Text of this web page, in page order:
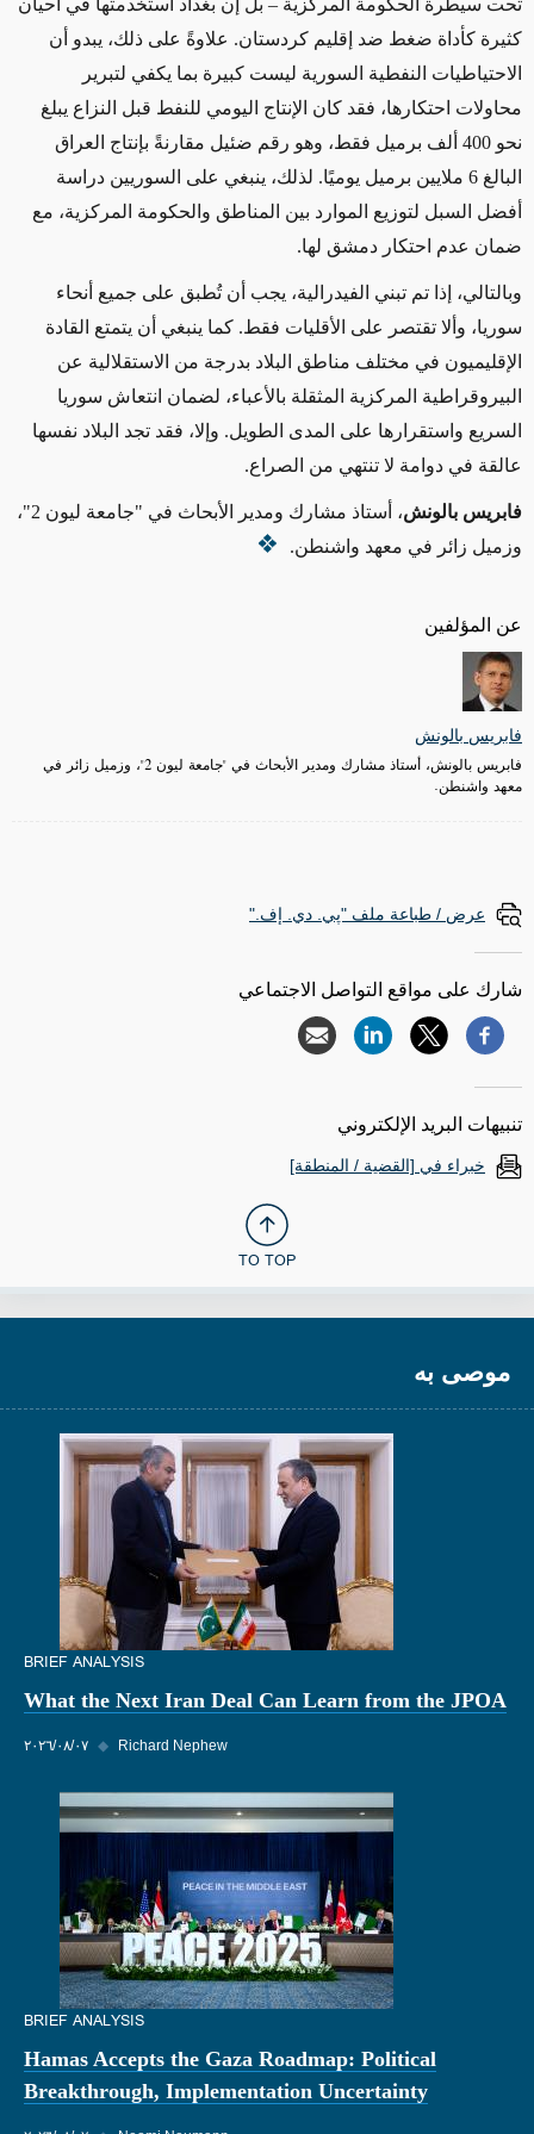
عن المؤلفين
فابريس بالونش
فابريس بالونش، أستاذ مشارك ومدير الأبحاث في "جامعة ليون 2"، وزميل زائر في
معهد واشنطن.
تحت سيطرة الحكومة المركزية – بل إن بغداد استخدمتها في أحيان
كثيرة كأداة ضغط ضد إقليم كردستان. علاوةً على ذلك، يبدو أن
الاحتياطيات النفطية السورية ليست كبيرة بما يكفي لتبرير
محاولات احتكارها، فقد كان الإنتاج اليومي للنفط قبل النزاع يبلغ
نحو 400 ألف برميل فقط، وهو رقم ضئيل مقارنةً بإنتاج العراق
البالغ 6 ملايين برميل يوميًا
. لذلك، ينبغي على السوريين دراسة
أفضل السبل لتوزيع الموارد بين المناطق والحكومة المركزية، مع
ضمان عدم احتكار دمشق لها.
وبالتالي، إذا تم تبني الفيدرالية، يجب أن تُطبق على جميع أنحاء
سوريا، وألا تقتصر على الأقليات فقط. كما ينبغي أن يتمتع القادة
الإقليميون في مختلف مناطق البلاد بدرجة من الاستقلالية عن
البيروقراطية المركزية المثقلة بالأعباء، لضمان انتعاش سوريا
السريع واستقرارها على المدى الطويل. وإلا، فقد تجد البلاد نفسها
عالقة في دوامة لا تنتهي من الصراع.
فابريس بالونش
، أستاذ مشارك ومدير الأبحاث في "جامعة ليون 2"،
وزميل زائر في معهد واشنطن.
عرض / طباعة ملف "پي. دي. إف."
شارك على مواقع التواصل الاجتماعي
تنبيهات البريد الإلكتروني
خبراء في [القضية / المنطقة]
TO TOP
موصى به
BRIEF ANALYSIS
What the Next Iran Deal Can Learn from the JPOA
٠٧‏/٠٨‏/٢٠٢٦ ◆ Richard Nephew
BRIEF ANALYSIS
Hamas Accepts the Gaza Roadmap: Political
Breakthrough, Implementation Uncertainty